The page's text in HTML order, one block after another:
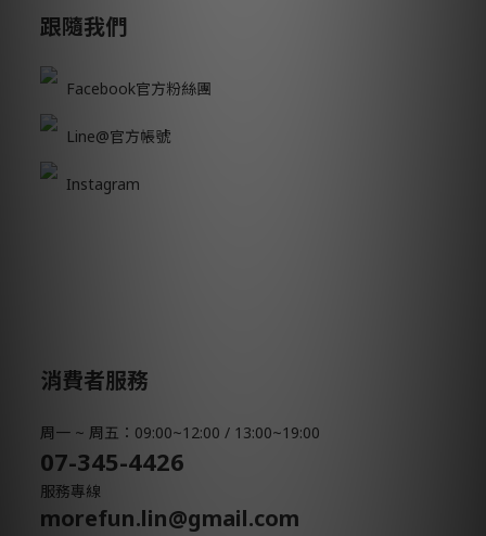
跟隨我們
Facebook官方粉絲團
Line@官方帳號
Instagram
消費者服務
周一 ~ 周五：09:00~12:00 / 13:00~19:00
07-345-4426
服務專線
morefun.lin@gmail.com